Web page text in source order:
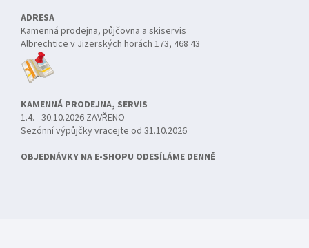
ADRESA
Kamenná prodejna, půjčovna a skiservis
Albrechtice v Jizerských horách 173, 468 43
KAMENNÁ PRODEJNA, SERVIS
1.4. - 30.10.2026 ZAVŘENO
Sezónní výpůjčky vracejte od 31.10.2026
OBJEDNÁVKY NA E-SHOPU ODESÍLÁME DENNĚ